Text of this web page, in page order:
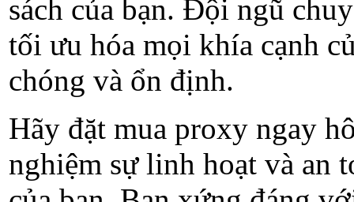
sách của bạn. Đội ngũ
tối ưu hóa mọi khía cạnh
chóng và ổn định.
Hãy đặt mua proxy ngay
nghiệm sự linh hoạt và an